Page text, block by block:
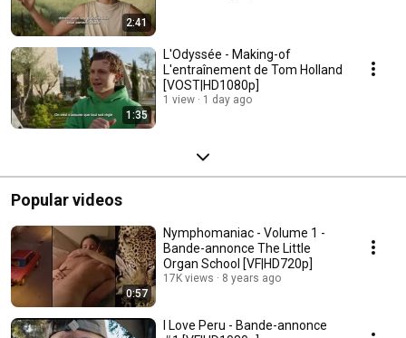
2:41
1:35
L'Odyssée - Making-of
L'entraînement de Tom Holland
[VOST|HD1080p]
1 view 1 day ago
Popular videos
0:57
Nymphomaniac - Volume 1 -
Bande-annonce The Little
Organ School [VF|HD720p]
17K views 8 years ago
I Love Peru - Bande-annonce